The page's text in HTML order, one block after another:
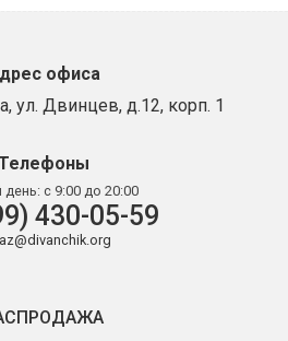
офиса
ул. Двинцев, д.12, корп. 1
с 9:00 до 20:00
430-05-59